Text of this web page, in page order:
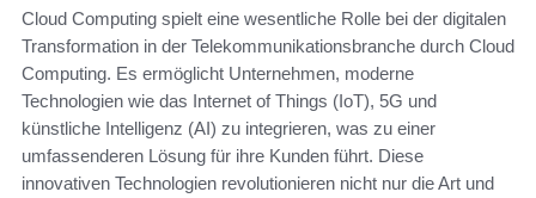
Cloud Computing spielt eine wesentliche Rolle bei der digitalen
Transformation in der Telekommunikationsbranche durch Cloud
Computing. Es ermöglicht Unternehmen, moderne
Technologien wie das Internet of Things (IoT), 5G und
künstliche Intelligenz (AI) zu integrieren, was zu einer
umfassenderen Lösung für ihre Kunden führt. Diese
innovativen Technologien revolutionieren nicht nur die Art und